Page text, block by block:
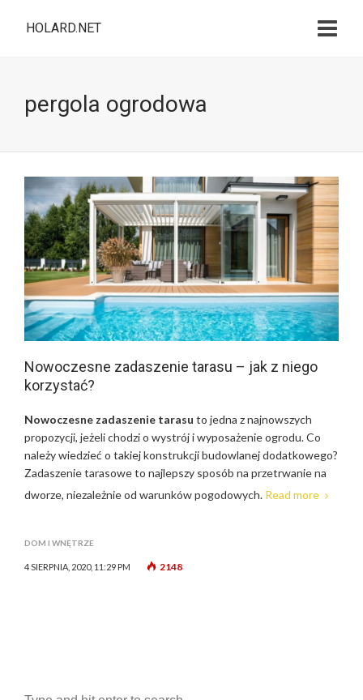
HOLARD.NET
pergola ogrodowa
Nowoczesne zadaszenie tarasu – jak z niego
korzystać?
Nowoczesne zadaszenie tarasu to jedna z najnowszych
propozycji, jeżeli chodzi o wystrój i wyposażenie ogrodu. Co
należy wiedzieć o takiej konstrukcji budowlanej dodatkowego?
Zadaszenie tarasowe to najlepszy sposób na przetrwanie na
dworze, niezależnie od warunków pogodowych. Read more
DOM I WNĘTRZE
4 SIERPNIA, 2020, 11:29 PM 2148